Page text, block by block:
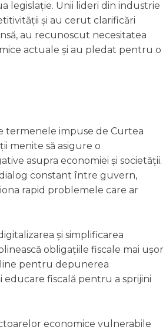
legislație. Unii lideri din industrie
și au cerut clarificări
au recunoscut necesitatea
actuale și au pledat pentru o
termenele impuse de Curtea
menite să asigure o
asupra economiei și societății.
constant între guvern,
rapid problemele care ar
și simplificarea
obligațiile fiscale mai ușor
pentru depunerea
fiscală pentru a sprijini
economice vulnerabile